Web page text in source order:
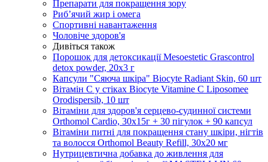
Препарати для покращення зору
Риб’ячий жир і омега
Спортивні навантаження
Чоловіче здоров'я
Дивіться також
Порошок для детоксикації Mesoestetic Grascontrol
detox powder, 20х3 г
Капсули "Сяюча шкіра" Biocyte Radiant Skin, 60 шт
Вітамін С у стіках Biocyte Vitamine C Liposomee
Orodispersib, 10 шт
Вітаміни для здоров'я серцево-судинної системи
Orthomol Cardio, 30х15г + 30 пігулок + 90 капсул
Вітаміни питні для покращення стану шкіри, нігтів
та волосся Orthomol Beauty Refill, 30х20 мг
Нутрицевтична добавка до живлення для